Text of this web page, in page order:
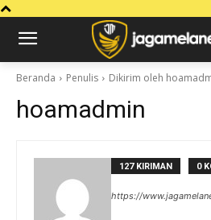
Beranda Penulis Dikirim oleh
hoamadmin
127 KIRIMAN 0
https://